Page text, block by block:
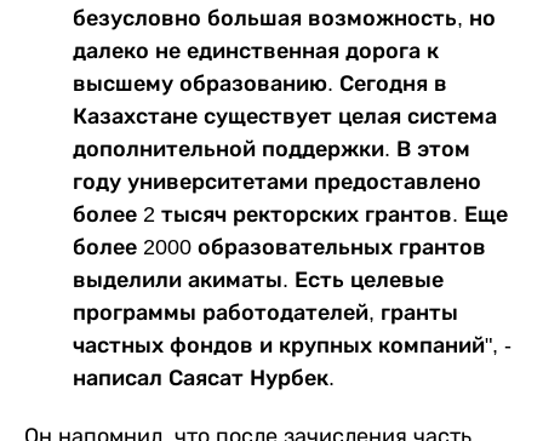
безусловно большая возможность, но
далеко не единственная дорога к
высшему образованию. Сегодня в
Казахстане существует целая система
дополнительной поддержки. В этом
году университетами предоставлено
более 2 тысяч ректорских грантов. Еще
более 2000 образовательных грантов
выделили акиматы. Есть целевые
программы работодателей, гранты
частных фондов и крупных компаний", -
написал Саясат Нурбек.
Он напомнил, что после зачисления часть